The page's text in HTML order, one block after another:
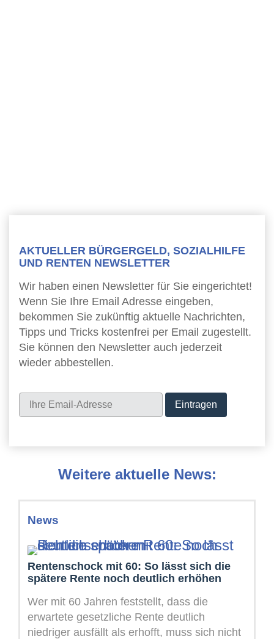
AKTUELLER BÜRGERGELD, SOZIALHILFE
UND RENTEN NEWSLETTER
Wir haben einen Newsletter für Sie eingerichtet!
Wenn Sie Ihre Email Adresse eingeben,
bekommen Sie zukünftig aktuelle Nachrichten,
Tipps und Tricks kostenfrei per Email zugestellt.
Sie können den Newsletter auch jederzeit
wieder abbestellen.
Weitere aktuelle News:
News
Rentenschock mit 60: So lässt sich die
spätere Rente noch deutlich erhöhen
Wer mit 60 Jahren feststellt, dass die
erwartete gesetzliche Rente deutlich
niedriger ausfällt als erhofft, muss sich nicht